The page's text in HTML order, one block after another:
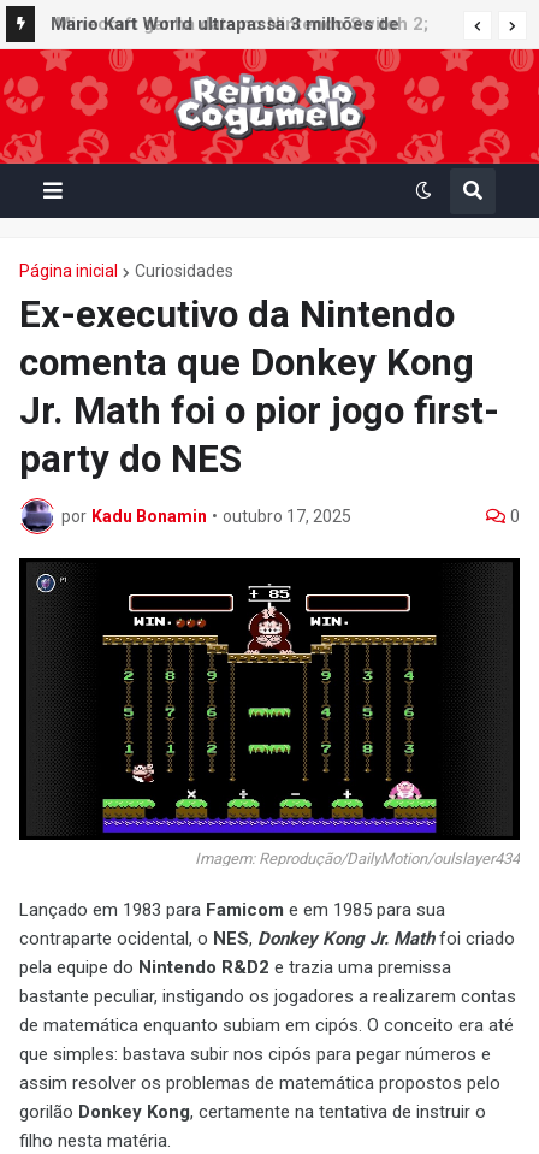
Mario Kart World ultrapassa 3 milhões de
unidades vendidas no Japão e figura no top 30
da Famitsu
Minecraft ganha data no Nintendo Switch 2;
Super Mario Mash-Up receberá atualização
gráfica exclusiva
Página inicial Curiosidades
Ex-executivo da Nintendo
comenta que Donkey Kong
Jr. Math foi o pior jogo first-
party do NES
por Kadu Bonamin • outubro 17, 2025 0
Imagem: Reprodução/DailyMotion/oulslayer434
Lançado em 1983 para Famicom e em 1985 para sua
contraparte ocidental, o NES, Donkey Kong Jr. Mathfoi criado
pela equipe do Nintendo R&D2 e trazia uma premissa
bastante peculiar, instigando os jogadores a realizarem contas
de matemática enquanto subiam em cipós. O conceito era até
que simples: bastava subir nos cipós para pegar números e
assim resolver os problemas de matemática propostos pelo
gorilão Donkey Kong, certamente na tentativa de instruir o
filho nesta matéria.